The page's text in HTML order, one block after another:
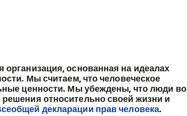
основанная на идеалах
Мы считаем, что человеческое
ценности. Мы убеждены, что люди во
относительно своей жизни и
декларации прав человека.